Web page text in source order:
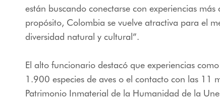
están buscando conectarse con experiencias más
propósito, Colombia se vuelve atractiva para el
diversidad natural y cultural”.
El alto funcionario destacó que experiencias
1.900 especies de aves o el contacto con las 11
Patrimonio Inmaterial de la Humanidad de la